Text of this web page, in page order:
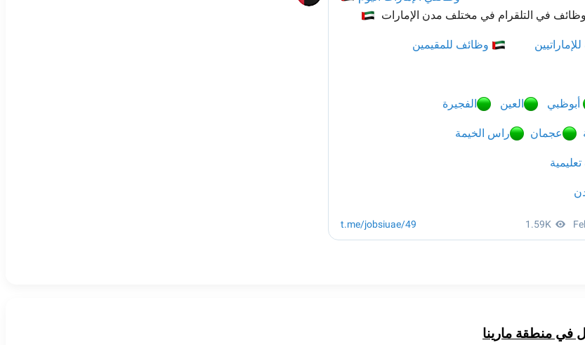
منطقة مارينا